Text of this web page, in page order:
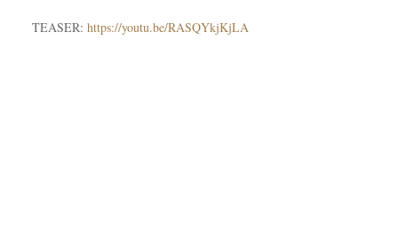
TEASER: https://youtu.be/RASQYkjKjLA